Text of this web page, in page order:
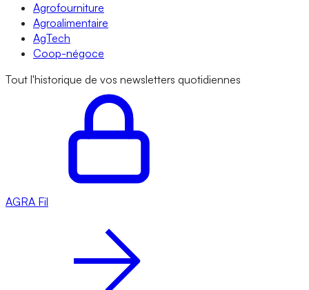
Agrofourniture
Agroalimentaire
AgTech
Coop-négoce
Tout l'historique de vos newsletters quotidiennes
AGRA Fil